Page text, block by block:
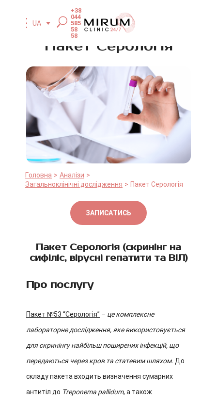
UA
+38
044
585
58
58
Пакет Серологія
Головна
Аналізи
Загальноклінічні дослідження
Пакет Серологія
ЗАПИСАТИСЬ
Пакет Серологія (скринінг на
сифіліс, вірусні гепатити та ВІЛ)
Про послугу
Пакет №53 “Серологія” – це комплексне
лабораторне дослідження, яке використовується
для скринінгу найбільш поширених інфекцій, що
передаються через кров та статевим шляхом. До
складу пакета входить визначення сумарних
антитіл до Treponema pallidum, а також